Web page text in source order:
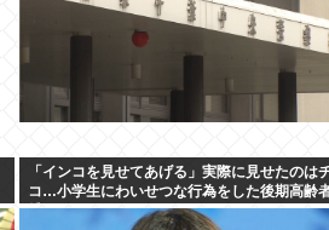
「インコを見せてあげる」実際に見せたのは
コ…小学生にわいせつな行為をした後期高齢
捕